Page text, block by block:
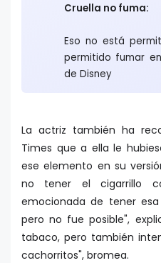
Cruella no fuma:
Eso no está
permitido fumar
de Disney
La actriz también ha
Times que a ella le
ese elemento en su
no tener el cigarrillo
emocionada de tener
pero no fue posible",
tabaco, pero también
cachorritos", bromea.